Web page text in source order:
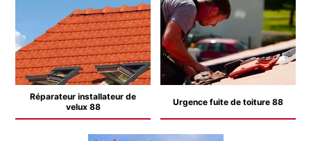
Réparateur installateur de
velux 88
Urgence fuite de toiture 88